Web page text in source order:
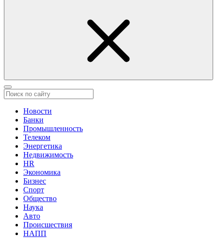
Новости
Банки
Промышленность
Телеком
Энергетика
Недвижимость
HR
Экономика
Бизнес
Спорт
Общество
Наука
Авто
Происшествия
НАПП